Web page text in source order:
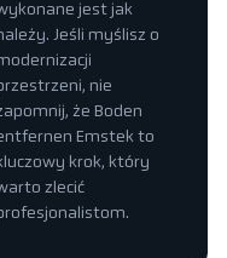
jest jak
Jeśli myślisz o
nie
że Boden
Emstek to
krok, który
zlecić